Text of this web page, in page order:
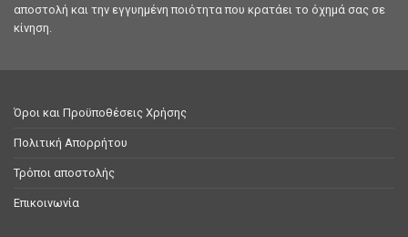
αποστολή και την εγγυημένη ποιότητα που κρατάει το όχημά σας σε
κίνηση.
Όροι και Προϋποθέσεις Χρήσης
Πολιτική Απορρήτου
Τρόποι αποστολής
Επικοινωνία